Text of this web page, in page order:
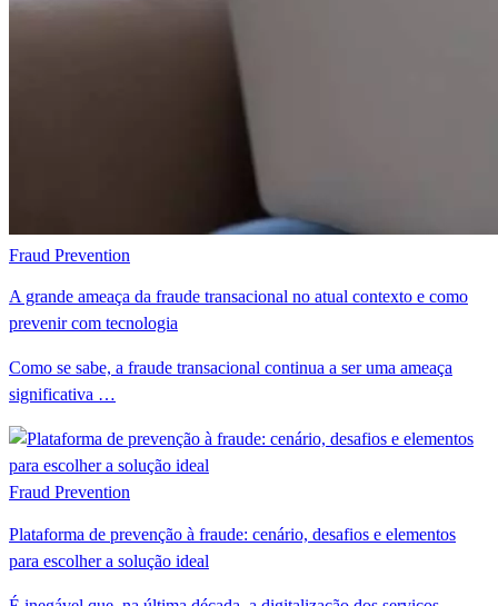
Fraud Prevention
A grande ameaça da fraude transacional no atual contexto e como
prevenir com tecnologia
Como se sabe, a fraude transacional continua a ser uma ameaça
significativa …
Fraud Prevention
Plataforma de prevenção à fraude: cenário, desafios e elementos
para escolher a solução ideal